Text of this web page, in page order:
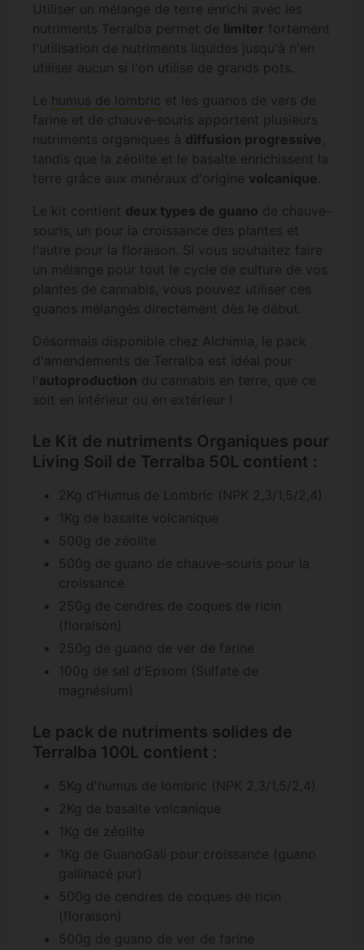
Utiliser un mélange de terre enrichi avec les
nutriments Terralba permet de limiter fortement
l'utilisation de nutriments liquides jusqu'à n'en
utiliser aucun si l'on utilise de grands pots.
Le humus de lombric et les guanos de vers de
farine et de chauve-souris apportent plusieurs
nutriments organiques à diffusion progressive,
tandis que la zéolite et le basalte enrichissent la
terre grâce aux minéraux d'origine volcanique.
Le kit contient deux types de guano de chauve-
souris, un pour la croissance des plantes et
l'autre pour la floraison. Si vous souhaitez faire
un mélange pour tout le cycle de culture de vos
plantes de cannabis, vous pouvez utiliser ces
guanos mélangés directement dès le début.
Désormais disponible chez Alchimia, le pack
d'amendements de Terralba est idéal pour
autoproduction du cannabis en terre, que ce
soit en intérieur ou en extérieur !
Le Kit de nutriments Organiques pour
Living Soil de Terralba 50L contient :
2Kg d'Humus de Lombric (NPK 2,3/1,5/2,4)
1Kg de basalte volcanique
500g de zéolite
500g de guano de chauve-souris pour la
croissance
250g de cendres de coques de ricin
(floraison)
250g de guano de ver de farine
100g de sel d'Epsom (Sulfate de
magnésium)
Le pack de nutriments solides de
Terralba 100L contient :
5Kg d'humus de lombric (NPK 2,3/1,5/2,4)
2Kg de basalte volcanique
1Kg de zéolite
1Kg de GuanoGali pour croissance (guano
gallinacé pur)
500g de cendres de coques de ricin
(floraison)
500g de guano de ver de farine